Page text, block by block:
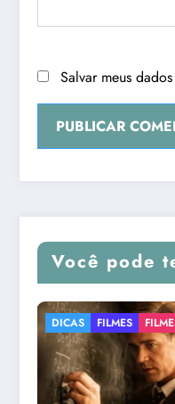
Salvar meus
Você pode
DICAS FILMES